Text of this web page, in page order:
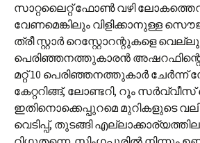
സാറ്റലൈറ്റ് ഫോണ്‍ വഴി
വേണമെങ്കിലും വിളിക്കാനുള്ള
ത്രീ സ്റ്റാര്‍ റെസ്റ്റോറന്റുകളെ
പെരിഞ്ഞനത്തുകാരന്‍
മറ്റ് 10 പെരിഞ്ഞനത്തുകാര്‍‍
കേറ്ററിങ്ങ്, ലോണ്ടറി, റൂം
ഇതിനൊക്കെപ്പുറമെ മുറികളുടെ
വെടിപ്പ്, തുടങ്ങി